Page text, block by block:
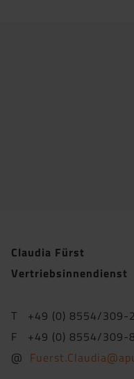
Claudia Fürst
Vertriebsinnendienst
T +49 (0) 8554/309-
F +49 (0) 8554/309-
@